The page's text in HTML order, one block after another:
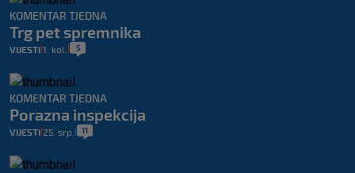
KOMENTAR TJEDNA
Trg pet spremnika
VIJESTI 1. kol. 5
KOMENTAR TJEDNA
Porazna inspekcija
VIJESTI 25. srp. 11